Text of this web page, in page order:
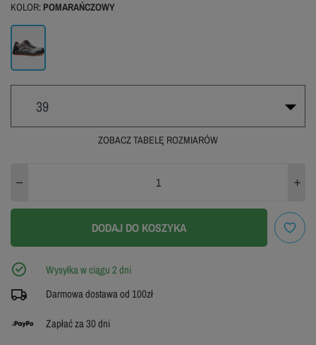
KOLOR: POMARAŃCZOWY
Pomarańczowy
39
40
WYPRZEDANE
44
ZOBACZ TABELĘ ROZMIARÓW
ZOBACZ TABELĘ ROZMIARÓW
DODAJ DO KOSZYKA
Wysyłka w ciągu 2 dni
Darmowa dostawa od 100zł
Zapłać za 30 dni